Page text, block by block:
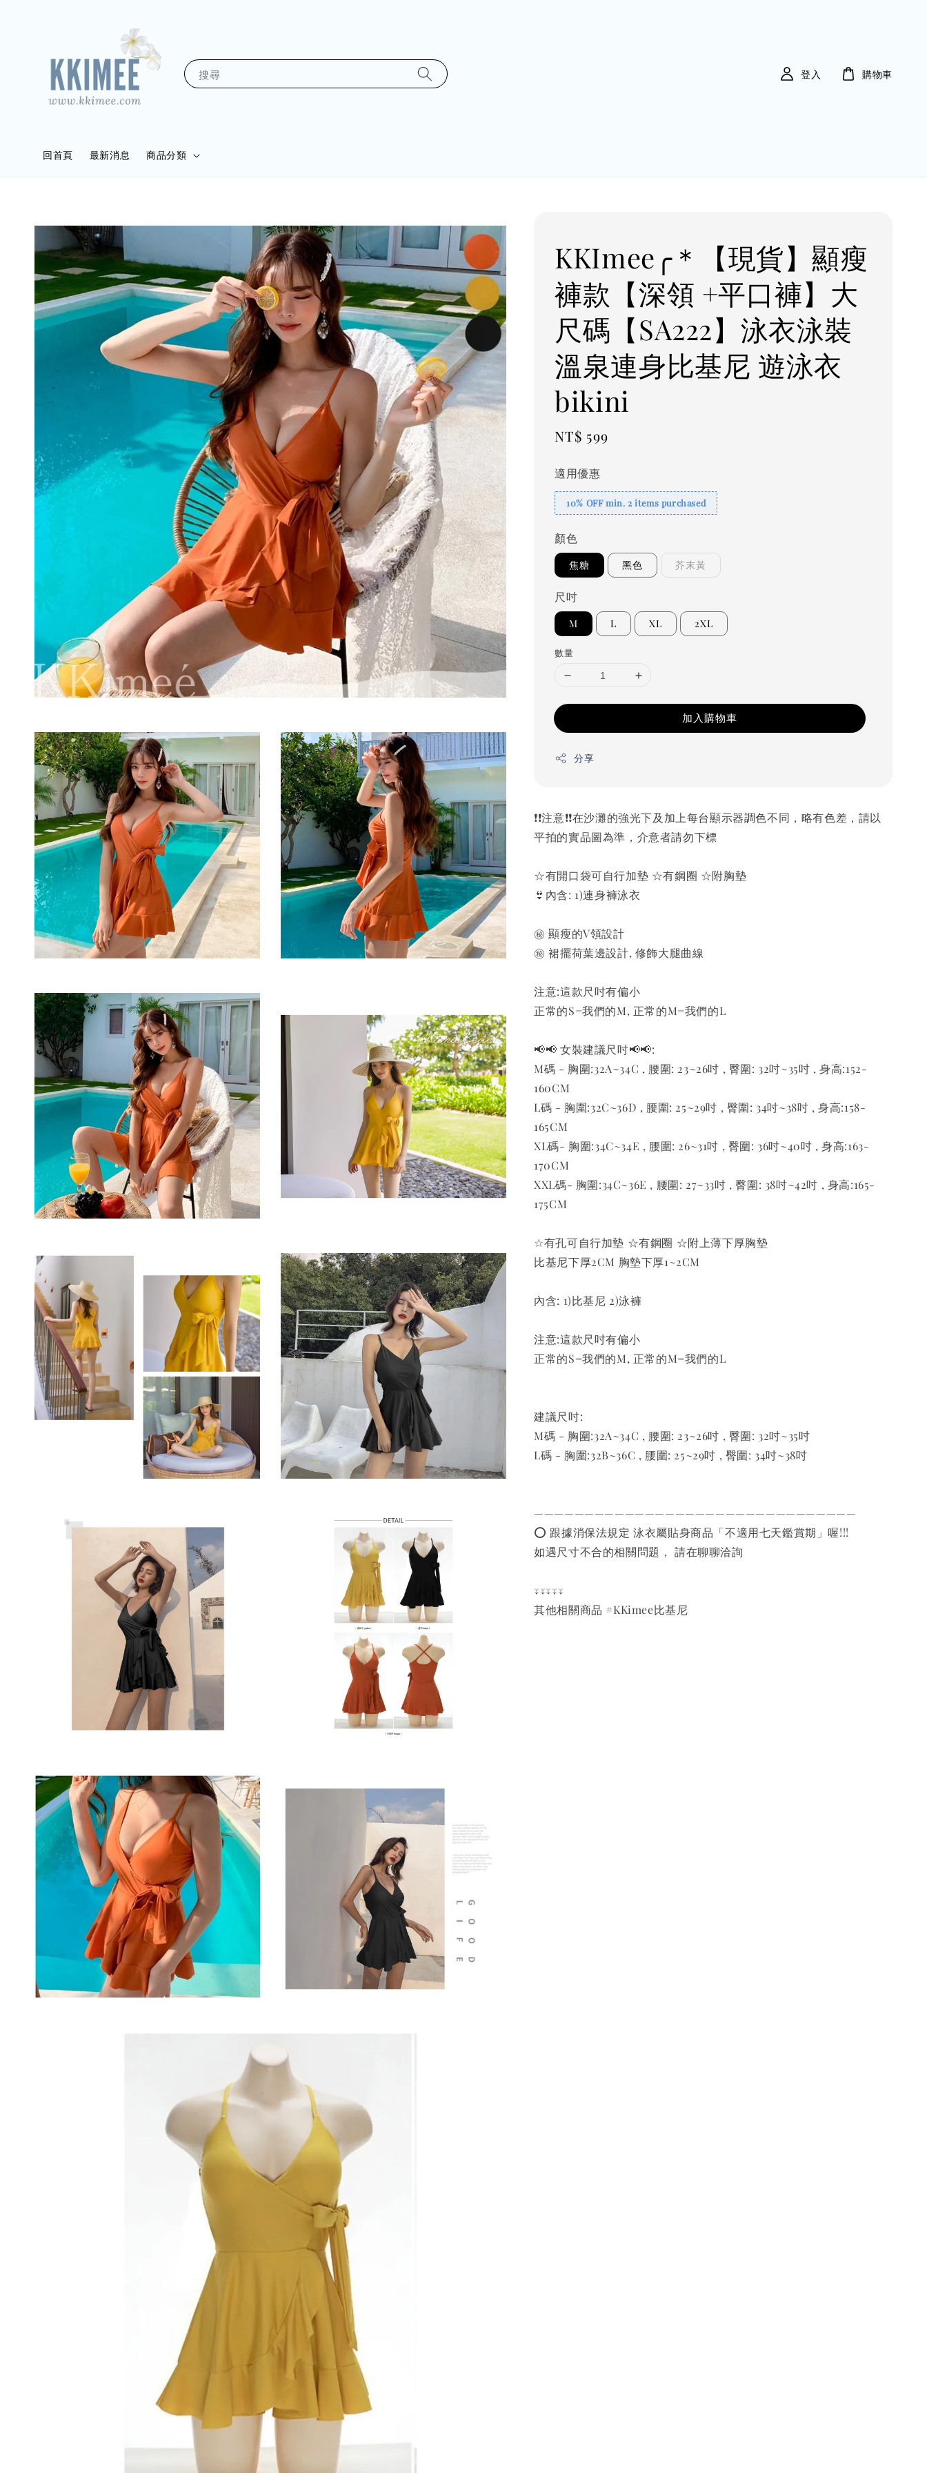
搜尋
回首頁 最新消息 商品分類
登入 購物車
KKImee╭＊【現貨】顯瘦
褲款【深領 +平口褲】大
尺碼【SA222】泳衣泳裝
溫泉連身比基尼 遊泳衣
bikini
Regular
NT$ 599
適用優惠
10% OFF min. 2 items purchased
顏色
焦糖 黑色 芥末黃
尺吋
M L XL 2XL
數量
加入購物車
分享
❗️❗️注意❗️❗️在沙灘的強光下及加上每台顯示器調色不同，略有色差，請以
平拍的實品圖為準，介意者請勿下標
☆有開口袋可自行加墊 ☆有鋼圈 ☆附胸墊
👙內含: 1)連身褲泳衣
㊙️ 顯瘦的V領設計
㊙️ 裙擺荷葉邊設計, 修飾大腿曲線
注意:這款尺吋有偏小
正常的S=我們的M, 正常的M=我們的L
📢📢 女裝建議尺吋📢📢:
M碼 - 胸圍:32A~34C , 腰圍: 23~26吋 , 臀圍: 32吋~35吋 , 身高:152-
160CM
L碼 - 胸圍:32C~36D , 腰圍: 25~29吋 , 臀圍: 34吋~38吋 , 身高:158-
165CM
XL碼- 胸圍:34C~34E , 腰圍: 26~31吋 , 臀圍: 36吋~40吋 , 身高:163-
170CM
XXL碼- 胸圍:34C~36E , 腰圍: 27~33吋 , 臀圍: 38吋~42吋 , 身高:165-
175CM
☆有孔可自行加墊 ☆有鋼圈 ☆附上薄下厚胸墊
比基尼下厚2CM 胸墊下厚1~2CM
內含: 1)比基尼 2)泳褲
注意:這款尺吋有偏小
正常的S=我們的M, 正常的M=我們的L
建議尺吋:
M碼 - 胸圍:32A~34C , 腰圍: 23~26吋 , 臀圍: 32吋~35吋
L碼 - 胸圍:32B~36C , 腰圍: 25~29吋 , 臀圍: 34吋~38吋
————————————————————————————————
⭕️ 跟據消保法規定 泳衣屬貼身商品「不適用七天鑑賞期」喔!!!
如遇尺寸不合的相關問題， 請在聊聊洽詢
↓↓↓↓↓
其他相關商品 #KKimee比基尼